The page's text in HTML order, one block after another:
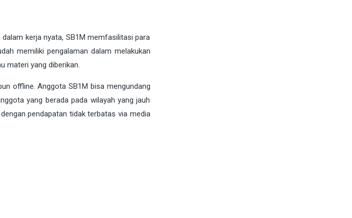
kerja nyata, SB1M memfasilitasi para
memiliki pengalaman dalam melakukan
materi yang diberikan.
offline. Anggota SB1M bisa mengundang
yang berada pada wilayah yang jauh
pendapatan tidak terbatas via media